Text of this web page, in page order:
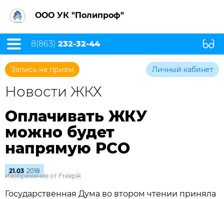
ООО УК "Полипроф"
8(863) 232-32-44
Запись на прием Личный кабинет
Новости ЖКХ
Оплачивать ЖКУ
можно будет
напрямую РСО
21.03 2018
Изображение от Freepik
Государственная Дума во втором чтении приняла